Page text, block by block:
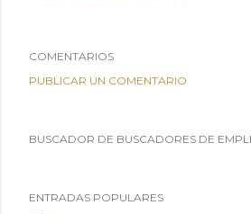
COMENTARIOS
PUBLICAR UN COMENTARIO
BUSCADOR DE BUSCADORES DE
ENTRADAS POPULARES